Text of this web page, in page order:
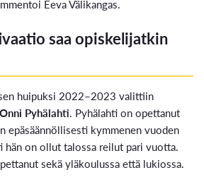
Eeva Välikangas.
saa opiskelijatkin
huipuksi 2022–2023 valittiin
Onni Pyhälahti. Pyhälahti on opettanut
epäsäännöllisesti kymmenen vuoden
hän on ollut talossa reilut pari vuotta.
sekä yläkoulussa että lukiossa.